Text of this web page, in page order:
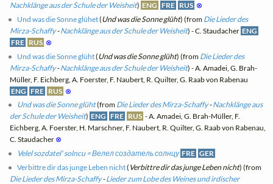
Nachklänge aus der Schule der Weisheit) ENG FRE RUS ⊗
Und was die Sonne glühet(Und was die Sonne glüht) (from Die Lieder des
Mirza-Schaffy-Nachklänge aus der Schule der Weisheit) - C. Staudacher ENG
FRE RUS ⊗
Und was die Sonne glüht(Und was die Sonne glüht) (from Die Lieder des
Mirza-Schaffy-Nachklänge aus der Schule der Weisheit) - A. Amadei, G. Brah-
Müller, F. Eichberg, A. Foerster, F. Naubert, R. Quilter, G. Raab von Rabenau
ENG FRE RUS ⊗
Und was die Sonne glüht(from Die Lieder des Mirza-Schaffy-Nachklänge aus
der Schule der Weisheit) ENG FRE RUS - A. Amadei, G. Brah-Müller, F.
Eichberg, A. Foerster, H. Marschner, F. Naubert, R. Quilter, G. Raab von Rabenau,
C. Staudacher ⊗
Velel sozdatel' solncu = Велел создатель солнцу FRE GER
Verbittre dir das junge Leben nicht( Verbittre dir das junge Leben nicht) (from
Die Lieder des Mirza-Schaffy-Lieder zum Lobe des Weines und irdischer